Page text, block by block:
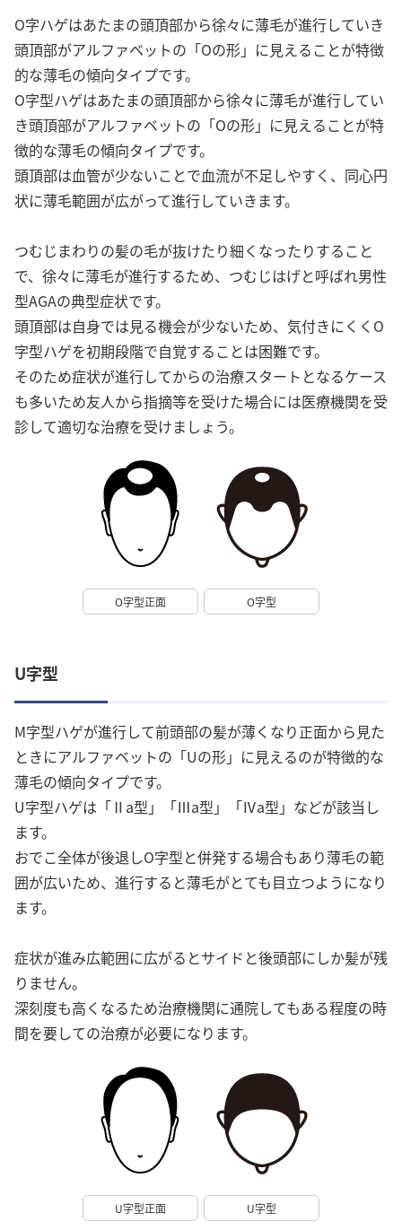
O字ハゲはあたまの頭頂部から徐々に薄毛が進行していき
頭頂部がアルファベットの「Oの形」に見えることが特徴
的な薄毛の傾向タイプです。
O字型ハゲはあたまの頭頂部から徐々に薄毛が進行してい
き頭頂部がアルファベットの「Oの形」に見えることが特
徴的な薄毛の傾向タイプです。
頭頂部は血管が少ないことで血流が不足しやすく、同心円
状に薄毛範囲が広がって進行していきます。
つむじまわりの髪の毛が抜けたり細くなったりすること
で、徐々に薄毛が進行するため、つむじはげと呼ばれ男性
型AGAの典型症状です。
頭頂部は自身では見る機会が少ないため、気付きにくくO
字型ハゲを初期段階で自覚することは困難です。
そのため症状が進行してからの治療スタートとなるケース
も多いため友人から指摘等を受けた場合には医療機関を受
診して適切な治療を受けましょう。
O字型正面 O字型
U字型
M字型ハゲが進行して前頭部の髪が薄くなり正面から見た
ときにアルファベットの「Uの形」に見えるのが特徴的な
薄毛の傾向タイプです。
U字型ハゲは「Ⅱa型」「Ⅲa型」「Ⅳa型」などが該当し
ます。
おでこ全体が後退しO字型と併発する場合もあり薄毛の範
囲が広いため、進行すると薄毛がとても目立つようになり
ます。
症状が進み広範囲に広がるとサイドと後頭部にしか髪が残
りません。
深刻度も高くなるため治療機関に通院してもある程度の時
間を要しての治療が必要になります。
U字型正面 U字型